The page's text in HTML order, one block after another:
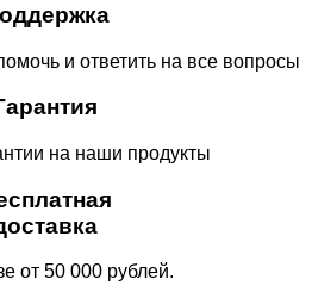
и ответить на все вопросы
на наши продукты
от 50 000 рублей.